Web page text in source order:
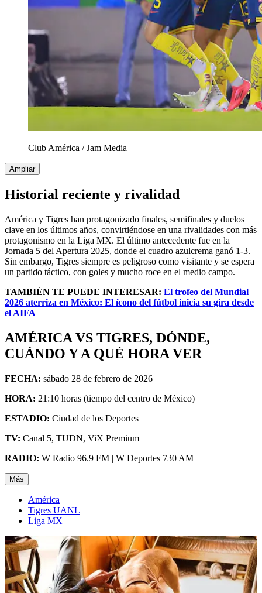
Club América /Jam Media
Ampliar
Historial reciente y rivalidad
América y Tigres han protagonizado finales, semifinales y duelos
clave en los últimos años, convirtiéndose en una rivalidades con más
protagonismo en la Liga MX. El último antecedente fue en la
Jornada 5 del Apertura 2025, donde el cuadro azulcrema ganó 1-3.
Sin embargo, Tigres siempre es peligroso como visitante y se espera
un partido táctico, con goles y mucho roce en el medio campo.
TAMBIÉN TE PUEDE INTERESAR: El trofeo del Mundial
2026 aterriza en México: El ícono del fútbol inicia su gira desde
el AIFA
AMÉRICA VS TIGRES, DÓNDE,
CUÁNDO Y A QUÉ HORA VER
FECHA: sábado 28 de febrero de 2026
HORA: 21:10 horas (tiempo del centro de México)
ESTADIO: Ciudad de los Deportes
TV: Canal 5, TUDN, ViX Premium
RADIO: W Radio 96.9 FM | W Deportes 730 AM
Más
América
Tigres UANL
Liga MX